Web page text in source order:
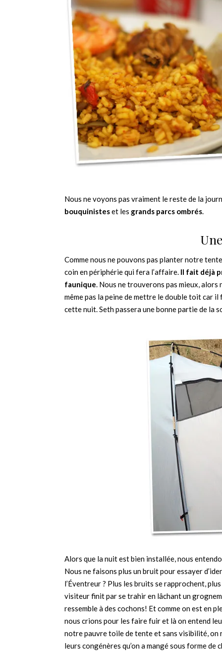
Nous ne voyons pas vraiment le reste de la
bouquinisteset les grands parcs ombrés.
Comme nous ne pouvons pas planter notre
coin en périphérie qui fera l’affaire. Il fait déjà
faunique. Nous ne trouverons pas mieux, alors
même pas la peine de mettre le double toit car
cette nuit. Seth passera une bonne partie de la
Alors que la nuit est bien installée, nous
Nous ne faisons plus un bruit pour essayer
l’Éventreur ? Plus les bruits se rapprochent,
visiteur finit par se trahir en lâchant un
ressemble à des cochons! Et comme on est en
nous crions pour les faire fuir et là on entend
notre pauvre toile de tente et sans visibilité, on
leurs congénères qu’on a mangé sous forme